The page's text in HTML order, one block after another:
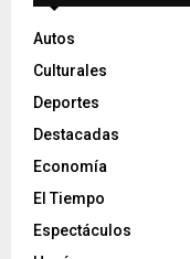
Autos
Culturales
Deportes
Destacadas
Economía
El Tiempo
Espectáculos